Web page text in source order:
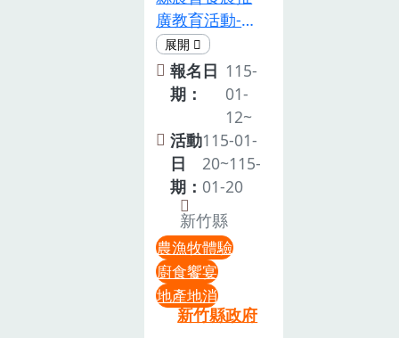
15:50 大農夫
組(國中以上小
朋友及大人)»»
網路預約：
https://reurl.cc/9bqEax»»
現場報名：場
次開始前30分
鐘至小孩館旁
柏油路上報
名。⚠️請穿著
布鞋或運動鞋
才可參賽唷⚠️
🦹🏻‍♂️快樂鳥故事
劇場 ❱❱讓我
380g）・白蘿
蔔 DIY 1 瓶地
點：蓮花園遊
客服務中心
（桃園市觀音
區藍埔里金華
路31號）特惠
組合價｜$399
/ 份（95折）
活動日期：
1/18（日）、
1/25（日）、
2/1（日）、
2/8（日）、
廣教育活動-鹹
菜入甕・福氣
滿滿藏活動主
題：鹹菜入
甕・福氣滿滿
藏-腳下是冬
味，甕裡是春
香活動內容：
芥菜，是客家
家庭歲末時節
不可或缺的重
要作物，也是
代代相傳的生
活智慧。帶領
報名日
期：
115-
01-
12~
活動
日
期：
115-01-
20~115-
01-20
新竹縣
農漁牧體驗
廚食饗宴
地產地消
新竹縣政府